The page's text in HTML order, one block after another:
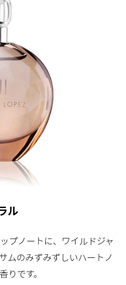
ル
プノートに、ワイルドジャ
ムのみずみずしいハートノ
りです。